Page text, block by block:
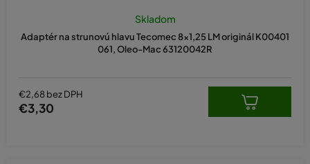
Adaptér na strunovú hlavu Tecomec 8x1,25 LM originál K00401
061, Oleo-Mac 63120042R
Skladom
€2,68 bez DPH
€3,30